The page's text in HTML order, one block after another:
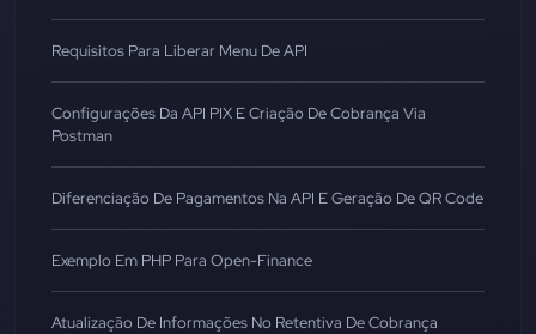
Requisitos Para Liberar Menu De API
Configurações Da API PIX E Criação De Cobrança Via
Postman
Diferenciação De Pagamentos Na API E Geração De QR Code
Exemplo Em PHP Para Open-Finance
Atualização De Informações No Retentiva De Cobrança